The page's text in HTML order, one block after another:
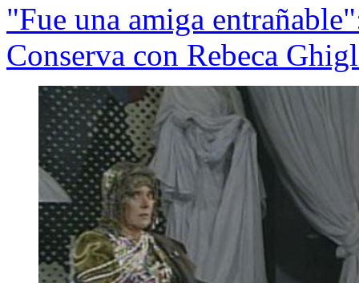
"Fue una amiga
Conserva con Rebeca